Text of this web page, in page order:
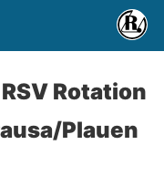
Rotation
Plauen